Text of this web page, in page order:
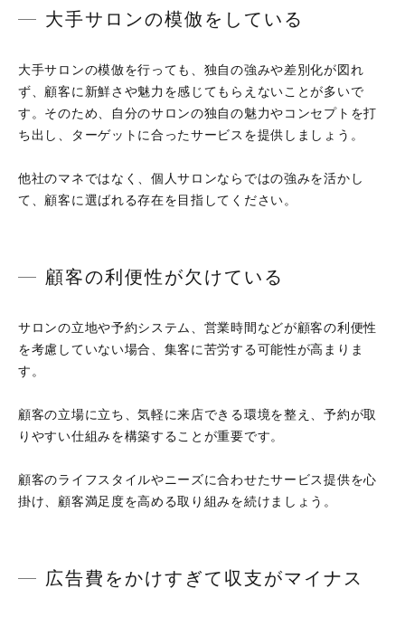
大手サロンの模倣をしている
大手サロンの模倣を行っても、独自の強みや差別化が図れ
ず、顧客に新鮮さや魅力を感じてもらえないことが多いで
す。そのため、自分のサロンの独自の魅力やコンセプトを打
ち出し、ターゲットに合ったサービスを提供しましょう。
他社のマネではなく、個人サロンならではの強みを活かし
て、顧客に選ばれる存在を目指してください。
顧客の利便性が欠けている
サロンの立地や予約システム、営業時間などが顧客の利便性
を考慮していない場合、集客に苦労する可能性が高まりま
す。
顧客の立場に立ち、気軽に来店できる環境を整え、予約が取
りやすい仕組みを構築することが重要です。
顧客のライフスタイルやニーズに合わせたサービス提供を心
掛け、顧客満足度を高める取り組みを続けましょう。
広告費をかけすぎて収支がマイナス